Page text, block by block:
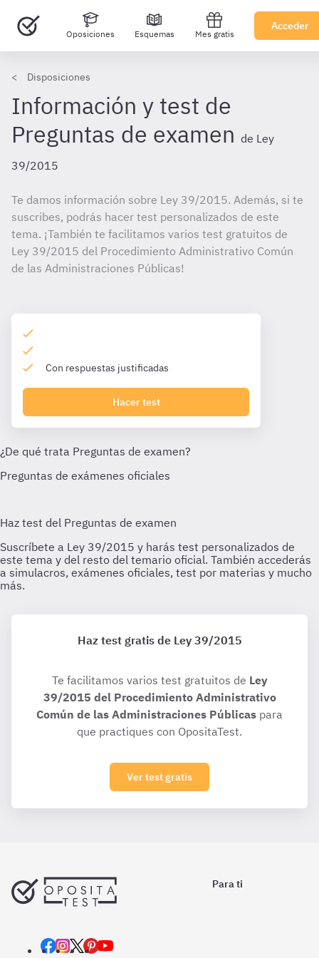
Oposiciones Esquemas Mes gratis
Acceder
Disposiciones
Información y test de
Preguntas de examen de Ley
39/2015
Te damos información sobre Ley 39/2015. Además, si te
suscribes, podrás hacer test personalizados de este
tema. ¡También te facilitamos varios test gratuitos de
Ley 39/2015 del Procedimiento Administrativo Común
de las Administraciones Públicas!
Con respuestas justificadas
Hacer test
Haz test gratis de Ley 39/2015
Te facilitamos varios test gratuitos de Ley
39/2015 del Procedimiento Administrativo
Común de las Administraciones Públicas para
que practiques con OpositaTest.
Ver test gratis
Para ti